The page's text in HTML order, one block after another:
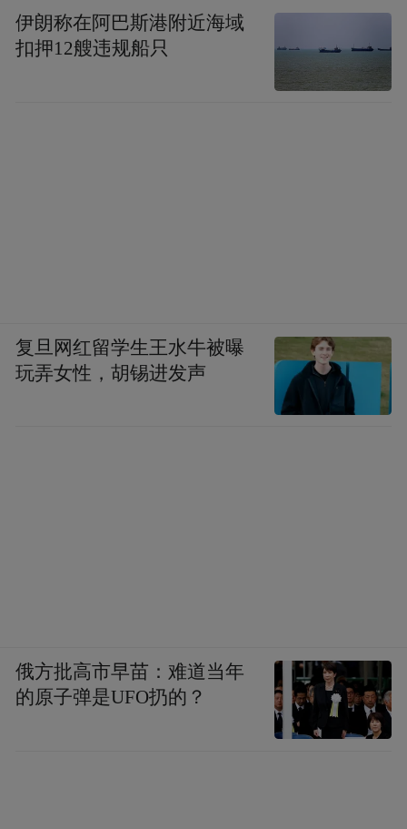
伊朗称在阿巴斯港附近海域
扣押12艘违规船只
复旦网红留学生王水牛被曝
玩弄女性，胡锡进发声
俄方批高市早苗：难道当年
的原子弹是UFO扔的？